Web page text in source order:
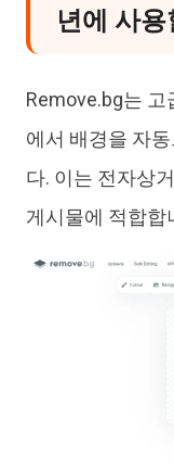
년에 사
Remove.bg는 고
에서 배경을 자
다. 이는 전자상
게시물에 적합합